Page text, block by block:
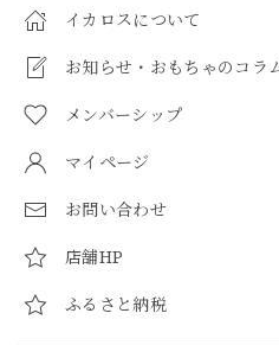
イカロスについて
お知らせ・おもちゃのコラ
メンバーシップ
マイページ
お問い合わせ
店舗HP
ふるさと納税